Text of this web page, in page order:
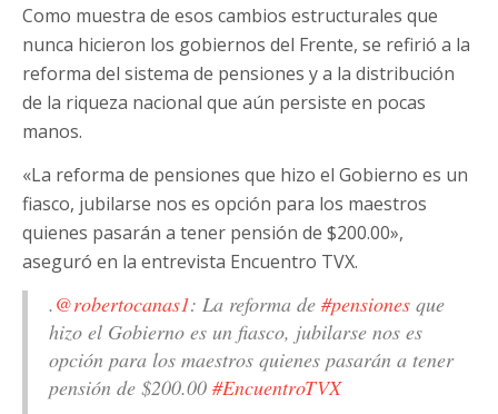
Como muestra de esos cambios estructurales que
nunca hicieron los gobiernos del Frente, se refirió a la
reforma del sistema de pensiones y a la distribución
de la riqueza nacional que aún persiste en pocas
manos.
«La reforma de pensiones que hizo el Gobierno es un
fiasco, jubilarse nos es opción para los maestros
quienes pasarán a tener pensión de $200.00»,
aseguró en la entrevista Encuentro TVX.
.@robertocanas1: La reforma de #pensiones que
hizo el Gobierno es un fiasco, jubilarse nos es
opción para los maestros quienes pasarán a tener
pensión de $200.00 #EncuentroTVX